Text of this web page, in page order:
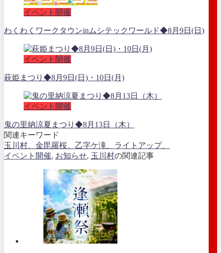
イベント開催
わくわくワークタウンinムシテックワールド◆8月9日(日)
イベント開催
萩姫まつり◆8月9日(日)・10日(月)
イベント開催
鬼の里納涼夏まつり◆8月13日（木）
関連キーワード
玉川村、金毘羅桜、乙字ケ滝、ライトアップ、
イベント開催, お知らせ, 玉川村の関連記事